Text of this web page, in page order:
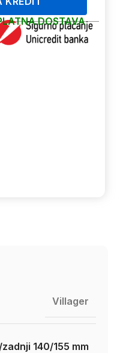
DOSTAVA
Villager
140/155 mm